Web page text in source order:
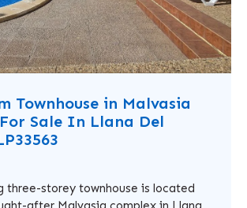
Townhouse in Malvasia
Sale In Llana Del
three-storey townhouse is located